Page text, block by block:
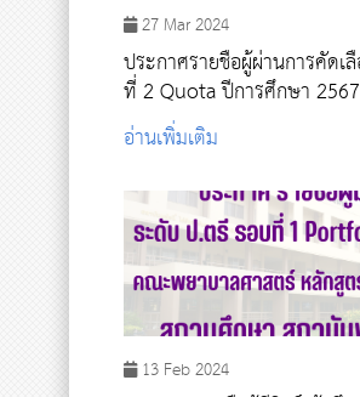
27 Mar 2024
ประกาศรายชื่อผู้ผ่านการคัด
ที่ 2 Quota ปีการศึกษา 2567
อ่านเพิ่มเติม
13 Feb 2024